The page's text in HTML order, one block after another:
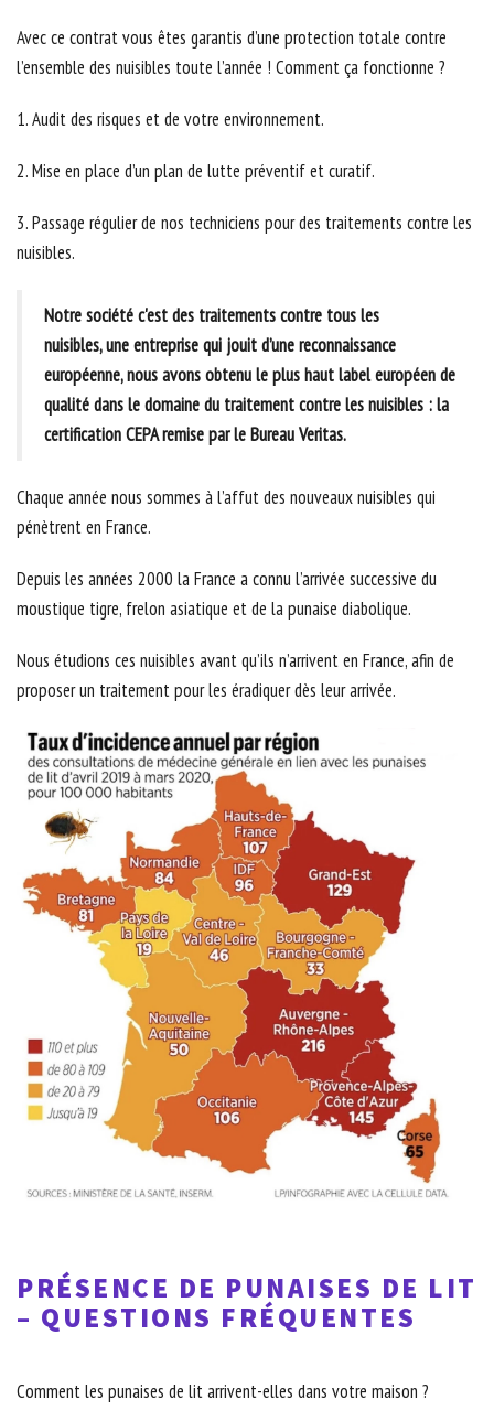
Avec ce contrat vous êtes garantis d’une protection totale contre
l’ensemble des nuisibles toute l’année ! Comment ça fonctionne ?
1. Audit des risques et de votre environnement.
2. Mise en place d’un plan de lutte préventif et curatif.
3. Passage régulier de nos techniciens pour des traitements contre les
nuisibles.
Notre société c'est des traitements contre tous les
nuisibles, une entreprise qui jouit d’une reconnaissance
européenne, nous avons obtenu le plus haut label européen de
qualité dans le domaine du traitement contre les nuisibles : la
certification CEPA remise par le Bureau Veritas.
Chaque année nous sommes à l’affut des nouveaux nuisibles qui
pénètrent en France.
Depuis les années 2000 la France a connu l’arrivée successive du
moustique tigre, frelon asiatique et de la punaise diabolique.
Nous étudions ces nuisibles avant qu’ils n’arrivent en France, afin de
proposer un traitement pour les éradiquer dès leur arrivée.
PRÉSENCE DE PUNAISES DE LIT
– QUESTIONS FRÉQUENTES
Comment les punaises de lit arrivent-elles dans votre maison ?